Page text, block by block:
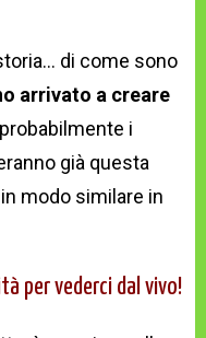
di come sono
arrivato a creare
i
già questa
modo similare in
per vederci dal vivo!